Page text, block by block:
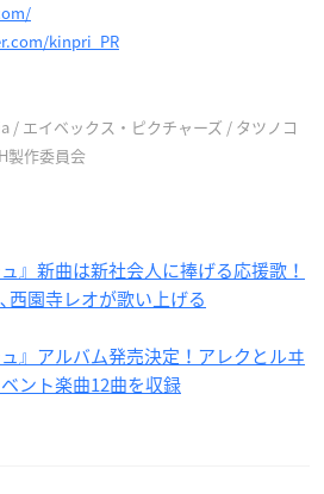
kinpri_PR
/ エイベックス・ピクチャーズ / タツノコ
製作委員会
』新曲は新社会人に捧げる応援歌！
西園寺レオが歌い上げる
』アルバム発売決定！アレクとルヰ
ント楽曲12曲を収録